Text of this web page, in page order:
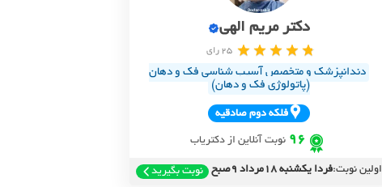
دکتر مریم الهی
25 رای
دندانپزشک و متخصص آسیب شناسی فک و دهان
(پاتولوژی فک و دهان)
فلکه دوم صادقيه
96 نوبت آنلاین از دکتریاب
اولین نوبت:فردا یکشنبه 18مرداد 9صبح نوبت بگیرید